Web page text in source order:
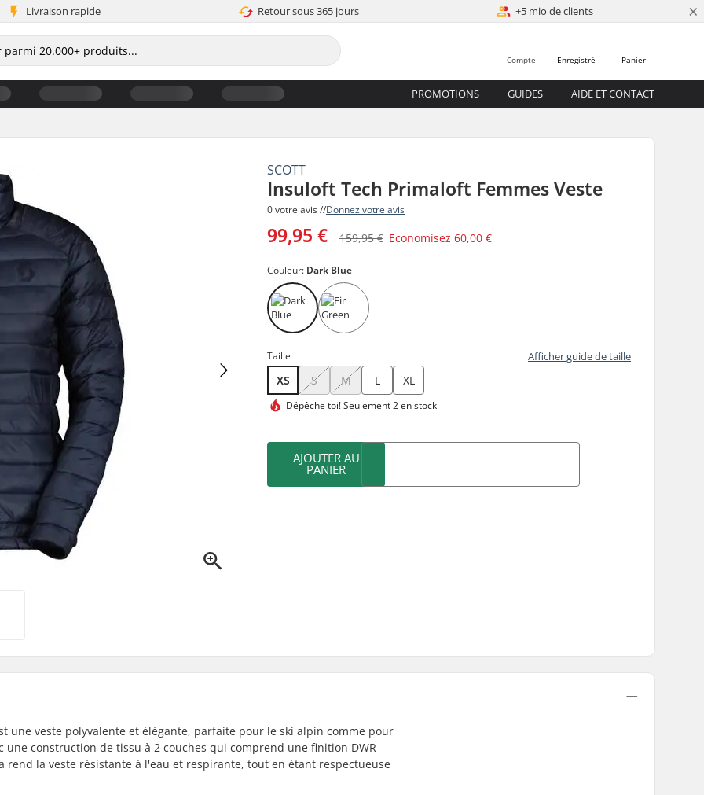
Livraison rapide Retour sous 365 jours +5 mio de clients ×
Panier
Enregistré
Compte
PROMOTIONS GUIDES AIDE ET CONTACT
SCOTT
Insuloft Tech Primaloft Femmes Veste
0 votre avis //Donnez votre avis
99,95 € 159,95 € Economisez60,00 €
Couleur: Dark Blue
Taille Afficher guide de taille
XS S M L XL
Dépêche toi!Seulement 2 en stock
AJOUTER AU
PANIER
une veste polyvalente et élégante, parfaite pour le ski alpin comme pour
construction de tissu à 2 couches qui comprend une finition DWR
la veste résistante à l'eau et respirante, tout en étant respectueuse